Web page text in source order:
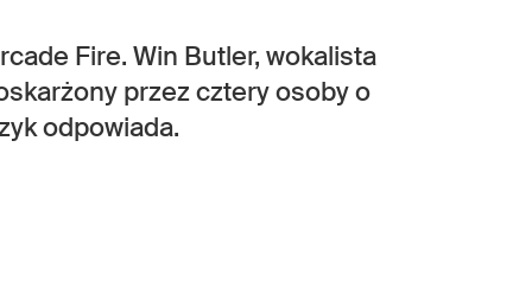
Fire. Win Butler, wokalista
przez cztery osoby o
odpowiada.